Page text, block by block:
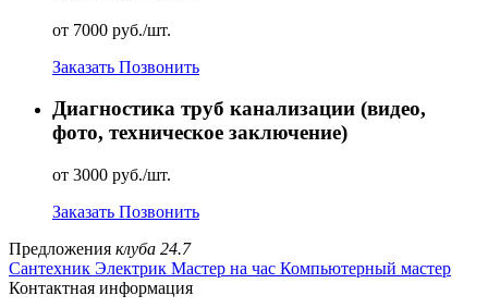
от 7000 руб./шт.
Заказать Позвонить
Диагностика труб канализации (видео,
фото, техническое заключение)
от 3000 руб./шт.
Заказать Позвонить
Предложения клуба 24.7
Сантехник Электрик Мастер на час Компьютерный мастер
Контактная информация